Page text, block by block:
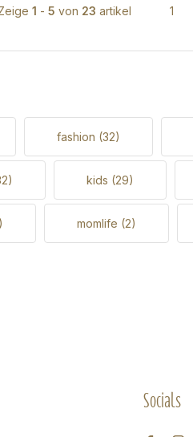
1 - 5 von 23 artikel 1
fashion (32)
kids (29)
momlife (2)
Socials